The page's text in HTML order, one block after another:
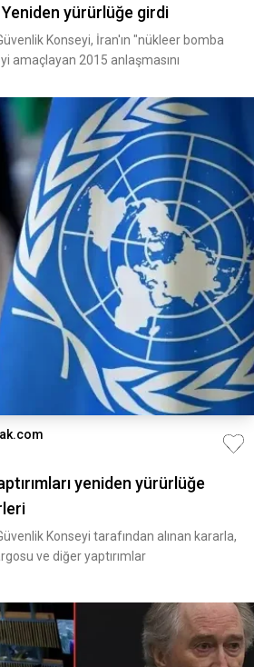
yürürlüğe girdi
Konseyi, İran'ın "nükleer bomba
amaçlayan 2015 anlaşmasını
yeniden yürürlüğe
Konseyi tarafından alınan kararla,
ve diğer yaptırımlar